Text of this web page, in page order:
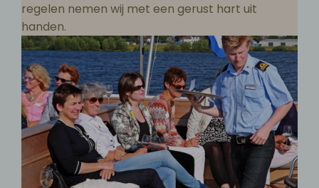
regelen nemen wij met een gerust hart uit
handen.